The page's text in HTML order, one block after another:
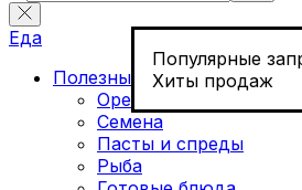
Популярные
Хиты продаж
Еда
Полезные продукты
Орехи
Семена
Пасты и спреды
Рыба